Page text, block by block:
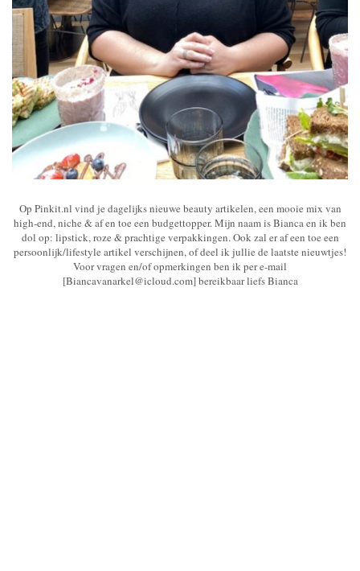
Op Pinkit.nl vind je dagelijks nieuwe beauty artikelen, een mooie mix van
high-end, niche & af en toe een budgettopper. Mijn naam is Bianca en ik ben
dol op: lipstick, roze & prachtige verpakkingen. Ook zal er af een toe een
persoonlijk/lifestyle artikel verschijnen, of deel ik jullie de laatste nieuwtjes!
Voor vragen en/of opmerkingen ben ik per e-mail
[Biancavanarkel@icloud.com] bereikbaar liefs Bianca